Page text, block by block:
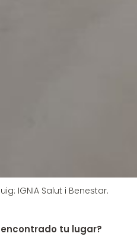
IGNIA Salut i Benestar.
encontrado tu lugar?